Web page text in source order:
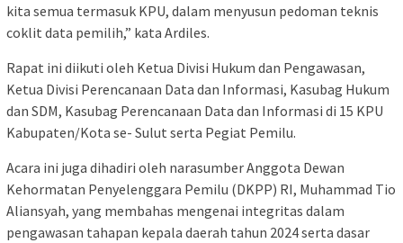
kita semua termasuk KPU, dalam menyusun pedoman teknis
coklit data pemilih,” kata Ardiles.
Rapat ini diikuti oleh Ketua Divisi Hukum dan Pengawasan,
Ketua Divisi Perencanaan Data dan Informasi, Kasubag Hukum
dan SDM, Kasubag Perencanaan Data dan Informasi di 15 KPU
Kabupaten/Kota se- Sulut serta Pegiat Pemilu.
Acara ini juga dihadiri oleh narasumber Anggota Dewan
Kehormatan Penyelenggara Pemilu (DKPP) RI, Muhammad Tio
Aliansyah, yang membahas mengenai integritas dalam
pengawasan tahapan kepala daerah tahun 2024 serta dasar